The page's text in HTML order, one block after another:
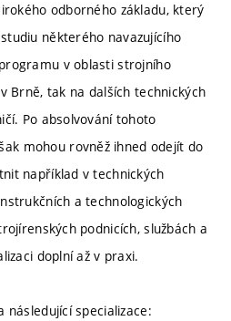
odborného základu, který
některého navazujícího
v oblasti strojního
Brně, tak na dalších technických
Po absolvování tohoto
mohou rovněž ihned odejít do
například v technických
a technologických
podnicích, službách a
doplní až v praxi.
následující specializace: